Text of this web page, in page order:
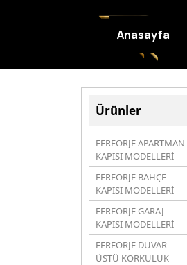
Ürünler
FERFORJE APARTMAN
KAPISI MODELLERİ
FERFORJE BAHÇE
KAPISI MODELLERİ
FERFORJE GARAJ
KAPISI MODELLERİ
FERFORJE DUVAR
ÜSTÜ KORKULUK
Anasayfa